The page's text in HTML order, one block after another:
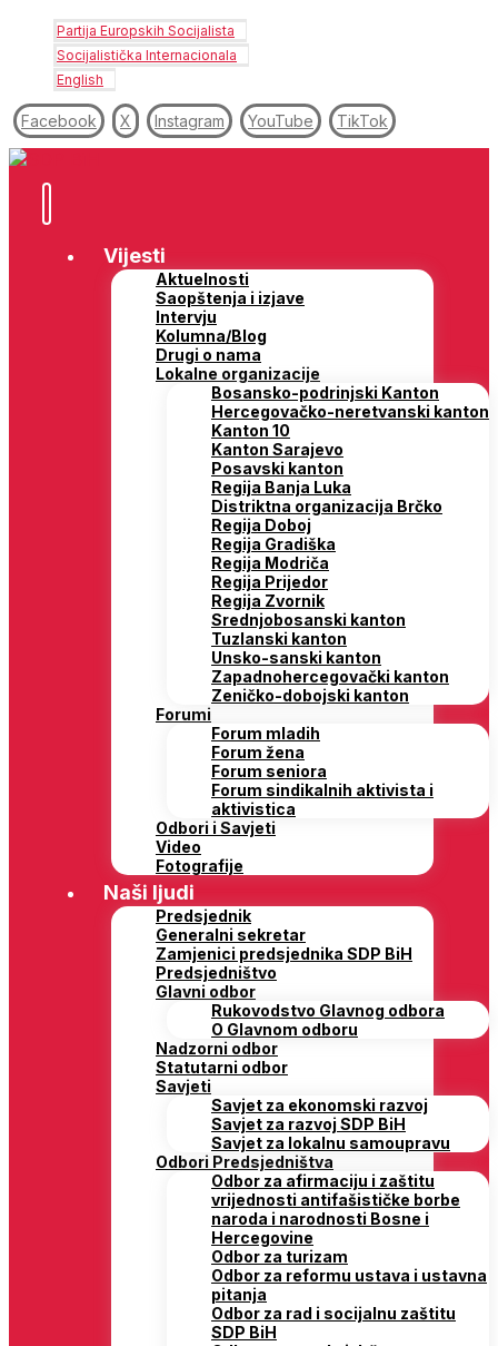
Partija Europskih Socijalista
Socijalistička Internacionala
English
Facebook X Instagram YouTube TikTok
Vijesti
Aktuelnosti
Saopštenja i izjave
Intervju
Kolumna/Blog
Drugi o nama
Lokalne organizacije
Bosansko-podrinjski Kanton
Hercegovačko-neretvanski kanton
Kanton 10
Kanton Sarajevo
Posavski kanton
Regija Banja Luka
Distriktna organizacija Brčko
Regija Doboj
Regija Gradiška
Regija Modriča
Regija Prijedor
Regija Zvornik
Srednjobosanski kanton
Tuzlanski kanton
Unsko-sanski kanton
Zapadnohercegovački kanton
Zeničko-dobojski kanton
Forumi
Forum mladih
Forum žena
Forum seniora
Forum sindikalnih aktivista i
aktivistica
Odbori i Savjeti
Video
Fotografije
Naši ljudi
Predsjednik
Generalni sekretar
Zamjenici predsjednika SDP BiH
Predsjedništvo
Glavni odbor
Rukovodstvo Glavnog odbora
O Glavnom odboru
Nadzorni odbor
Statutarni odbor
Savjeti
Savjet za ekonomski razvoj
Savjet za razvoj SDP BiH
Savjet za lokalnu samoupravu
Odbori Predsjedništva
Odbor za afirmaciju i zaštitu
vrijednosti antifašističke borbe
naroda i narodnosti Bosne i
Hercegovine
Odbor za turizam
Odbor za reformu ustava i ustavna
pitanja
Odbor za rad i socijalnu zaštitu
SDP BiH